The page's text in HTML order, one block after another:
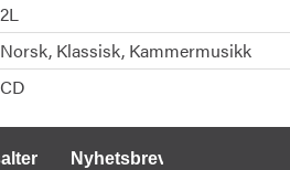
2L
Norsk Klassisk Kammermusikk
CD
Nyhetsbrev